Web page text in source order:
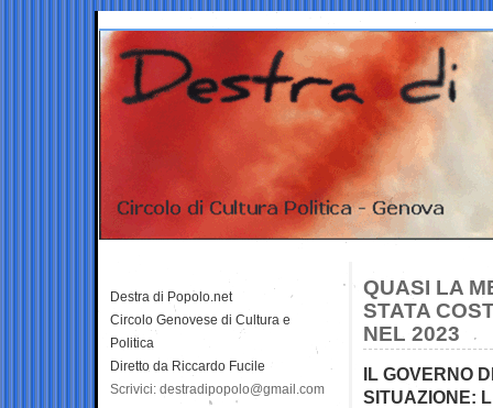
QUASI LA
STATA
NEL 2023
IL GOVERNO
SITUAZIONE:
Destra di Popolo.net
Circolo Genovese di Cultura e
Politica
Diretto da Riccardo Fucile
Scrivici: destradipopolo@gmail.com